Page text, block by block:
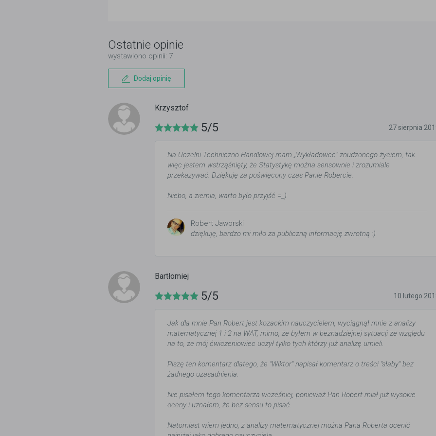
Ostatnie opinie
wystawiono opinii: 7
Dodaj opinię
Krzysztof
5/5 27 sierpnia
Na Uczelni Techniczno Handlowej mam „Wykładowce” znudzonego życiem, tak
więc jestem wstrząśnięty, że Statystykę można sensownie i zrozumiale
przekazywać. Dziękuję za poświęcony czas Panie Robercie.
Niebo, a ziemia, warto było przyjść =_)
Robert Jaworski
dziękuję, bardzo mi miło za publiczną informację zwrotną :)
Bartłomiej
5/5 10 lutego
Jak dla mnie Pan Robert jest kozackim nauczycielem, wyciągnął mnie z analizy
matematycznej 1 i 2 na WAT, mimo, że byłem w beznadziejnej sytuacji ze względu
na to, że mój ćwiczeniowiec uczył tylko tych którzy już analizę umieli.
Piszę ten komentarz dlatego, że "Wiktor" napisał komentarz o treści "słaby" bez
żadnego uzasadnienia.
Nie pisałem tego komentarza wcześniej, ponieważ Pan Robert miał już wysokie
oceny i uznałem, że bez sensu to pisać.
Natomiast wiem jedno, z analizy matematycznej można Pana Roberta ocenić